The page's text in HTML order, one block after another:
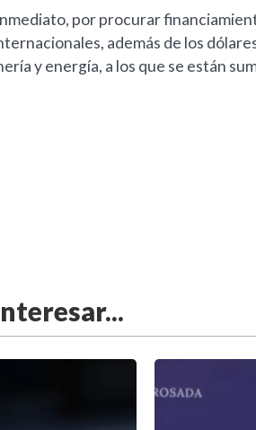
por procurar
además de los
y energía, a los que se están